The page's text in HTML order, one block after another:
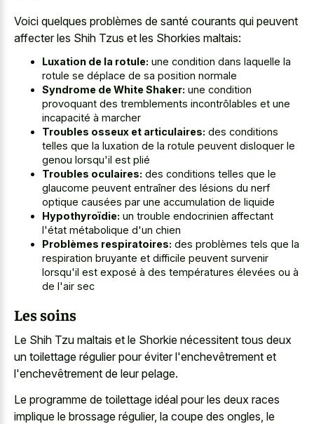
Voici quelques problèmes de santé courants qui peuvent
affecter les Shih Tzus et les Shorkies maltais:
Luxation de la rotule: une condition dans laquelle la
rotule se déplace de sa position normale
Syndrome de White Shaker: une condition
provoquant des tremblements incontrôlables et une
incapacité à marcher
Troubles osseux et articulaires: des conditions
telles que la luxation de la rotule peuvent disloquer le
genou lorsqu'il est plié
Troubles oculaires: des conditions telles que le
glaucome peuvent entraîner des lésions du nerf
optique causées par une accumulation de liquide
Hypothyroïdie: un trouble endocrinien affectant
l'état métabolique d'un chien
Problèmes respiratoires: des problèmes tels que la
respiration bruyante et difficile peuvent survenir
lorsqu'il est exposé à des températures élevées ou à
de l'air sec
Les soins
Le Shih Tzu maltais et le Shorkie nécessitent tous deux
un toilettage régulier pour éviter l'enchevêtrement et
l'enchevêtrement de leur pelage.
Le programme de toilettage idéal pour les deux races
implique le brossage régulier, la coupe des ongles, le